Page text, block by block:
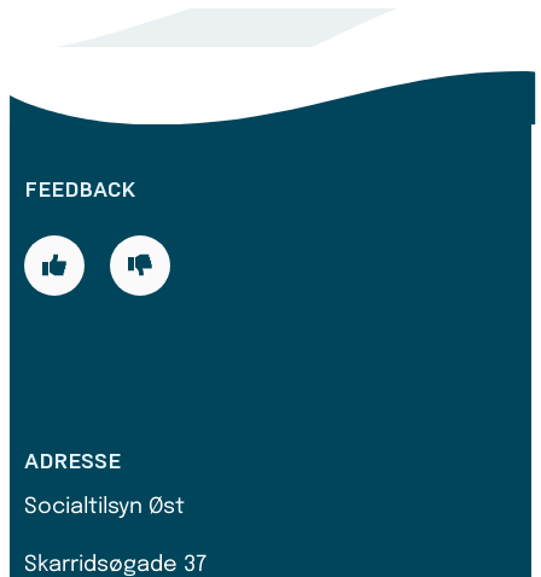
FEEDBACK
ADRESSE
Socialtilsyn Øst
Skarridsøgade 37